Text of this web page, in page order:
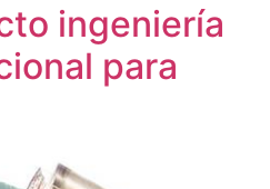
ingeniería
para